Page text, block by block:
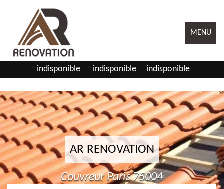
MENU
indisponible indisponible indisponible
AR RENOVATION
Couvreur Paris 75004